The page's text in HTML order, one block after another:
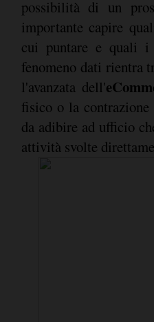
possibilità di un
importante capire
cui puntare e quali i
fenomeno dati rientra
l'avanzata dell'
fisico o la
da adibire ad ufficio
attività svolte